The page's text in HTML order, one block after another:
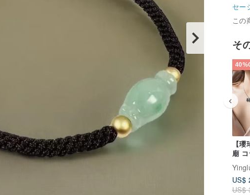
セー
この
そ
【
廟
収益
US$
US$